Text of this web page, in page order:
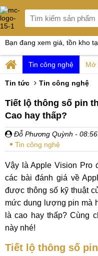
Bạn đang xem giá, tồn kho
Tin công nghệ Mở
Tin tức Tin công nghệ
Tiết lộ thông số pin
Cao hay thấp?
Đỗ Phương Quỳnh -
Tin công nghệ
Vậy là Apple Vision Pro
các bài đánh giá về
được thông số kỹ thuật
mức dung lượng pin mà
là cao hay thấp? Cùng
này nhé!
Tiết lộ thông số